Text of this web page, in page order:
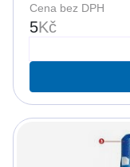
Cena bez DPH
5Kč